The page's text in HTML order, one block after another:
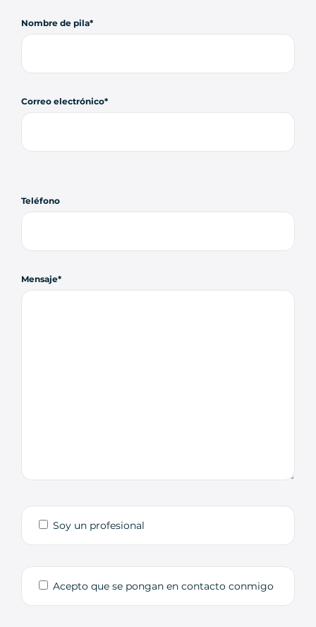
Nombre de pila
Correo electrónico
Teléfono
Mensaje
Soy un profesional
Acepto que se pongan en contacto conmigo